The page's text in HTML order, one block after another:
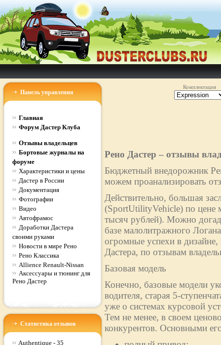
Панель управления
Главная
Форум Дастер Клуба
Отзывы владельцев
Бортовые журналы на
форуме
Характеристики и цены
Дастер в России
Документация
Фотографии
Видео
Автофрамос
Доработки Дастера
своими руками
Новости в мире Рено
Рено Классика
Allience Renault-Nissan
Аксессуары и тюнинг для
Рено Дастер
Статистика отзывов
Authentique - 35
Комплектация
Рено Дастер – отзывы
Бюджетный внедорожник
можем проанализировать
Действительно, большая
(SportUtilityVehicle) по цене
тысяч рублей). Можно
базе малолитражного
огромные успехи в
Дастера, по отзывам
Базовая модель
Конечно, базовые модели
водителя, старая 5-
уже о системах курсовой
Тем не менее, в своем
конкурентов. Основными